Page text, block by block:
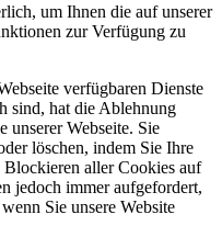
um Ihnen die auf unserer
zur Verfügung zu
verfügbaren Dienste
sind, hat die Ablehnung
unserer Webseite. Sie
löschen, indem Sie Ihre
Blockieren aller Cookies auf
jedoch immer aufgefordert,
Sie unsere Website